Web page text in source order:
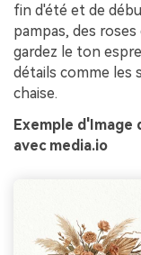
fin d'été et de
pampas, des
gardez le ton
détails comme les
chaise.
Exemple
avec media.io